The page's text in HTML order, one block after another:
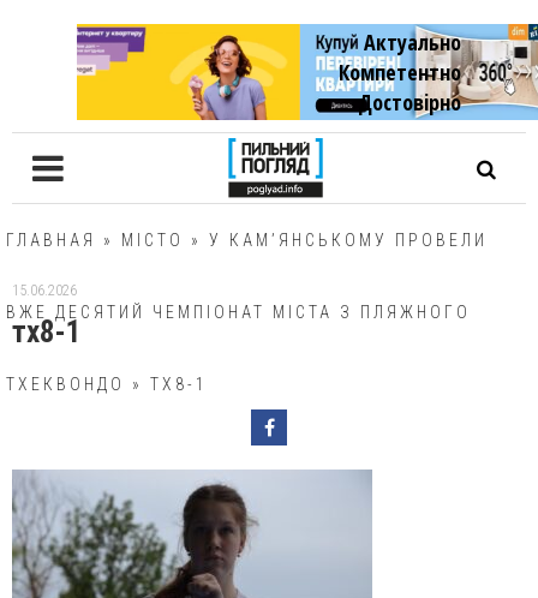
Актуально
Компетентно
Достовiрно
ГЛАВНАЯ » МІСТО » У КАМ’ЯНСЬКОМУ ПРОВЕЛИ
ВЖЕ ДЕСЯТИЙ ЧЕМПІОНАТ МІСТА З ПЛЯЖНОГО
ТХЕКВОНДО » ТХ8-1
15.06.2026
тх8-1